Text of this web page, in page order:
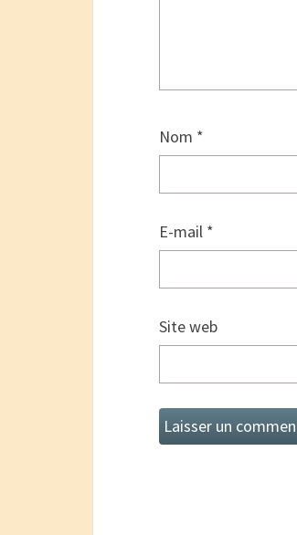
Nom *
E-mail *
Site web